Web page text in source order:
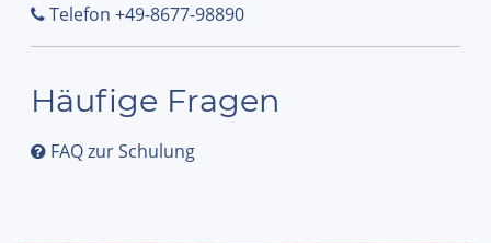
Telefon +49-8677-98890
Häufige Fragen
FAQ zur Schulung